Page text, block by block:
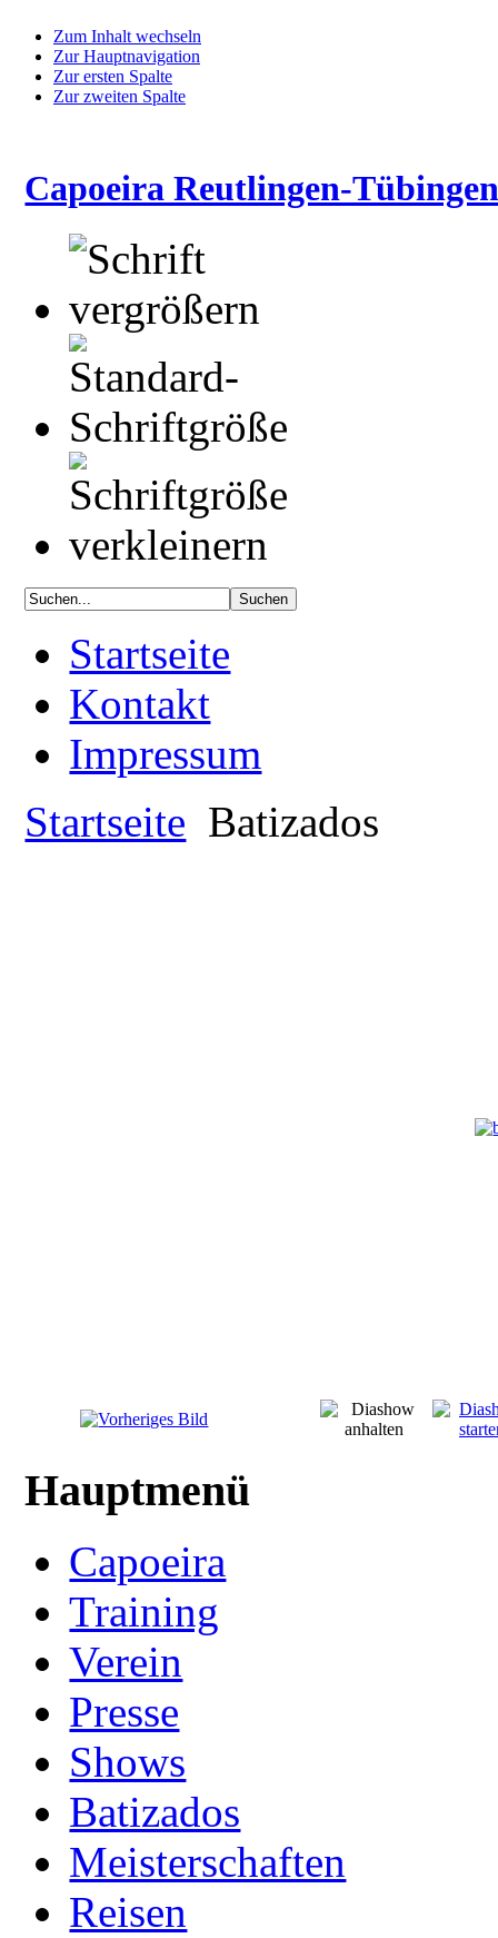
Zum Inhalt wechseln
Zur Hauptnavigation
Zur ersten Spalte
Zur zweiten Spalte
Capoeira Reutlingen-
Startseite
Kontakt
Impressum
Startseite Batizados
Hauptmenü
Capoeira
Training
Verein
Presse
Shows
Batizados
Meisterschaften
Reisen